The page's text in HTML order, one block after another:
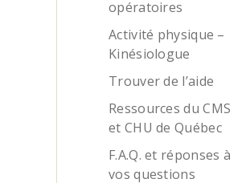
opératoires
Activité physique –
Kinésiologue
Trouver de l’aide
Ressources du CMS
et CHU de Québec
F.A.Q. et réponses à
vos questions